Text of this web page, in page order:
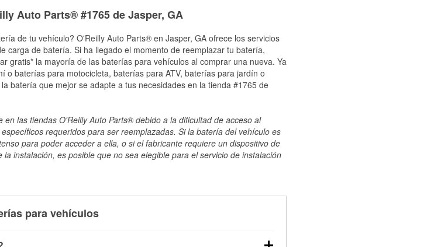
Auto Parts® #1765 de Jasper, GA
de tu vehículo? O'Reilly Auto Parts® en Jasper, GA ofrece los servicios
carga de batería. Si ha llegado el momento de reemplazar tu batería,
gratis* la mayoría de las baterías para vehículos al comprar una nueva. Ya
o baterías para motocicleta, baterías para ATV, baterías para jardín o
batería que mejor se adapte a tus necesidades en la tienda #1765 de
las tiendas O'Reilly Auto Parts® debido a la dificultad de acceso al
requeridos para ser reemplazadas. Si la batería del vehículo es
para poder acceder a ella, o si el fabricante requiere un dispositivo de
instalación, es posible que no sea elegible para el servicio de instalación
para vehículos